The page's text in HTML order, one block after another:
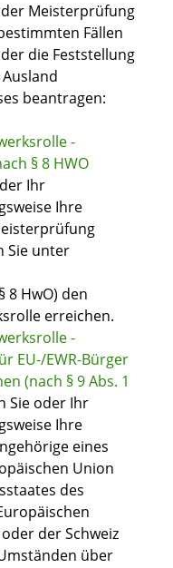
Meisterprüfung
Fällen
die Feststellung
beantragen:
-
§ 8 HWO
Ihr
Ihre
Sie unter
8 HwO) den
erreichen.
-
EU-/EWR-Bürger
(nach § 9 Abs. 1
Sie oder Ihr
Ihre
eines
Union
des
der Schweiz
über